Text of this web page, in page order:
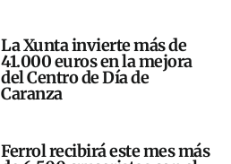
La Xunta invierte más de
41.000 euros en la mejora
del Centro de Día de
Caranza
Ferrol recibirá este mes más